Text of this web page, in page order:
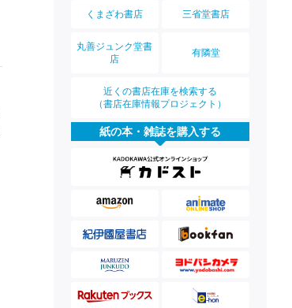
くまざわ書店 三省堂書店
丸善ジュンク堂書
店
有隣堂
近くの書店在庫を検索する
（書店在庫情報プロジェクト）
紙の本・雑誌を購入する